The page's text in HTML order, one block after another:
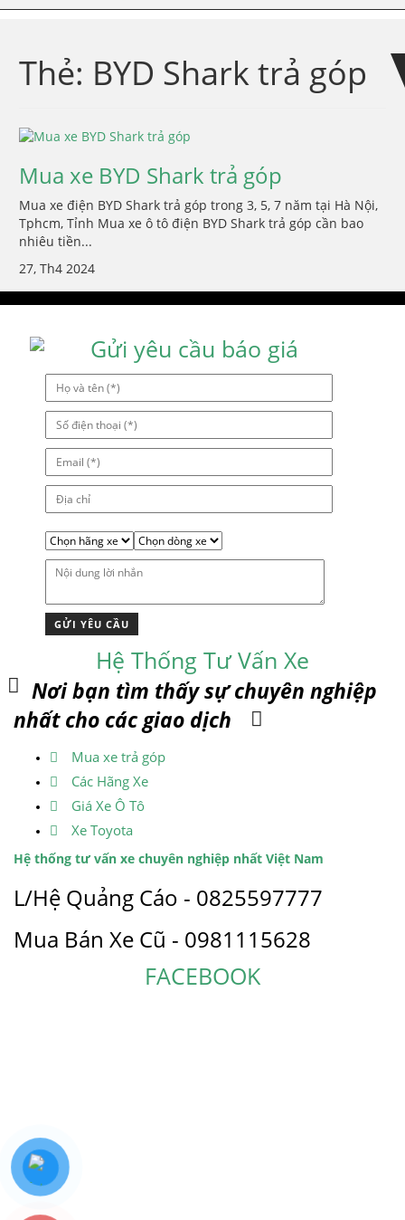
Thẻ: BYD Shark trả góp
Mua xe BYD Shark trả góp
Mua xe điện BYD Shark trả góp trong 3, 5, 7 năm tại Hà Nội,
Tphcm, Tỉnh Mua xe ô tô điện BYD Shark trả góp cần bao
nhiêu tiền...
27, Th4 2024
Gửi yêu cầu báo giá
Hệ Thống Tư Vấn Xe
Nơi bạn tìm thấy sự chuyên nghiệp
nhất cho các giao dịch
Mua xe trả góp
Các Hãng Xe
Giá Xe Ô Tô
Xe Toyota
Hệ thống tư vấn xe chuyên nghiệp nhất Việt Nam
L/Hệ Quảng Cáo - 0825597777
Mua Bán Xe Cũ - 0981115628
FACEBOOK